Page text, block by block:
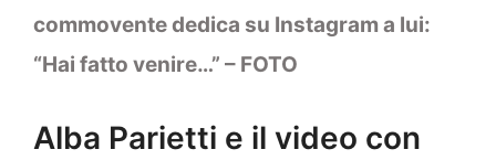
commovente dedica su Instagram a lui:
“Hai fatto venire…” – FOTO
Alba Parietti e il video con